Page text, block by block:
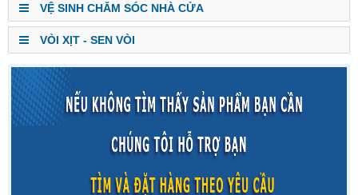
VỆ SINH CHĂM SÓC NHÀ CỬA
VÒI XỊT - SEN VÒI